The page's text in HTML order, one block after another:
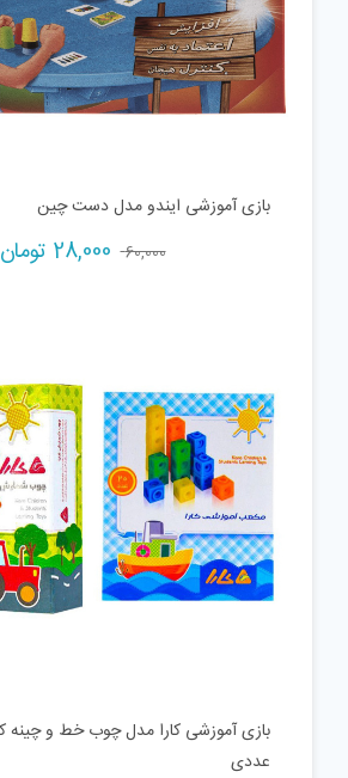
بازی آموزشی ایندو مدل دست چین
60,000
Original
28,000 تومان
عددی